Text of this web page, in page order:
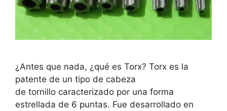
¿Antes que nada, ¿qué es Torx? Torx es la
patente de un tipo de cabeza
de tornillo caracterizado por una forma
estrellada de 6 puntas. Fue desarrollado en